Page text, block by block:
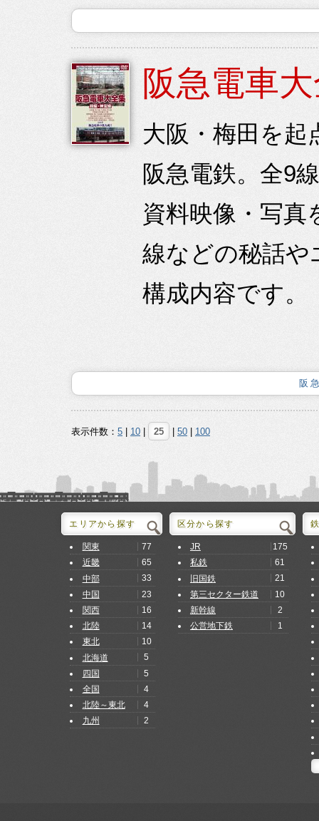
阪急電車
大阪・梅田を起
阪急電鉄。全9
資料映像・写真
線などの秘話
構成内容です。
阪
表示件数： 5 10 25 50 100
エリアから探す
関東
77
近畿
65
中部
33
中国
23
関西
16
北陸
14
東北
10
北海道
5
四国
5
全国
4
北陸～東北
4
九州
2
区分から探す
JR
175
私鉄
61
旧国鉄
21
第三セクター鉄道
10
新幹線
2
公営地下鉄
1